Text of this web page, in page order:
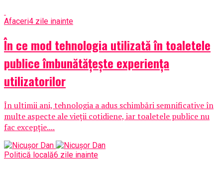
Afaceri4 zile inainte
În ce mod tehnologia utilizată în toaletele
publice îmbunătățește experiența
utilizatorilor
În ultimii ani, tehnologia a adus schimbări semnificative în
multe aspecte ale vieții cotidiene, iar toaletele publice nu
fac excepție....
Politică locală6 zile inainte